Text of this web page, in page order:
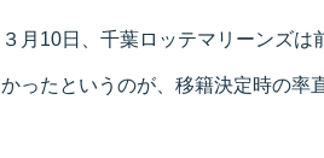
３月10日、千葉ロッテマリーンズ
かったというのが、移籍決定時の率